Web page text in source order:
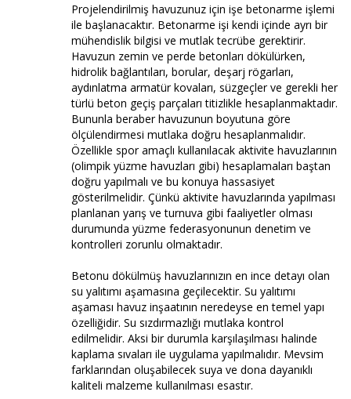
Projelendirilmiş havuzunuz için işe betonarme işlemi
ile başlanacaktır. Betonarme işi kendi içinde ayrı bir
mühendislik bilgisi ve mutlak tecrübe gerektirir.
Havuzun zemin ve perde betonları dökülürken,
hidrolik bağlantıları, borular, deşarj rögarları,
aydınlatma armatür kovaları, süzgeçler ve gerekli her
türlü beton geçiş parçaları titizlikle hesaplanmaktadır.
Bununla beraber havuzunun boyutuna göre
ölçülendirmesi mutlaka doğru hesaplanmalıdır.
Özellikle spor amaçlı kullanılacak aktivite havuzlarının
(olimpik yüzme havuzları gibi) hesaplamaları baştan
doğru yapılmalı ve bu konuya hassasiyet
gösterilmelidir. Çünkü aktivite havuzlarında yapılması
planlanan yarış ve turnuva gibi faaliyetler olması
durumunda yüzme federasyonunun denetim ve
kontrolleri zorunlu olmaktadır.
Betonu dökülmüş havuzlarınızın en ince detayı olan
su yalıtımı aşamasına geçilecektir. Su yalıtımı
aşaması havuz inşaatının neredeyse en temel yapı
özelliğidir. Su sızdırmazlığı mutlaka kontrol
edilmelidir. Aksi bir durumla karşılaşılması halinde
kaplama sıvaları ile uygulama yapılmalıdır. Mevsim
farklarından oluşabilecek suya ve dona dayanıklı
kaliteli malzeme kullanılması esastır.